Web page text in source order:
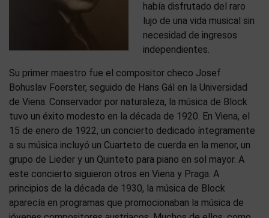
había disfrutado del raro
lujo de una vida musical sin
necesidad de ingresos
independientes.
Su primer maestro fue el compositor checo Josef
Bohuslav Foerster, seguido de Hans Gál en la Universidad
de Viena. Conservador por naturaleza, la música de Block
tuvo un éxito modesto en la década de 1920. En Viena, el
15 de enero de 1922, un concierto dedicado íntegramente
a su música incluyó un Cuarteto de cuerda en la menor, un
grupo de Lieder y un Quinteto para piano en sol mayor. A
este concierto siguieron otros en Viena y Praga. A
principios de la década de 1930, la música de Block
aparecía en programas que promocionaban la música de